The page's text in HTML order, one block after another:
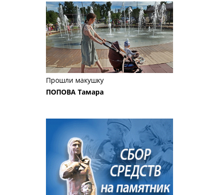
Прошли макушку
ПОПОВА Тамара